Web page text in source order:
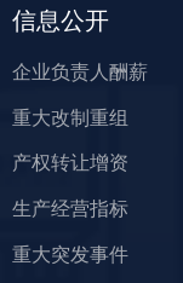
信息公开
企业负责人酬薪
重大改制重组
产权转让增资
生产经营指标
重大突发事件